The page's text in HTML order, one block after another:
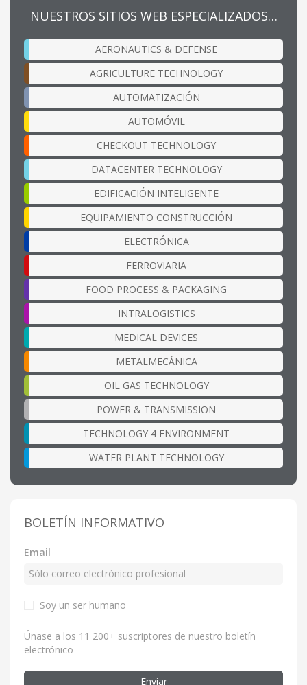
NUESTROS SITIOS WEB ESPECIALIZADOS…
AERONAUTICS & DEFENSE
AGRICULTURE TECHNOLOGY
AUTOMATIZACIÓN
AUTOMÓVIL
CHECKOUT TECHNOLOGY
DATACENTER TECHNOLOGY
EDIFICACIÓN INTELIGENTE
EQUIPAMIENTO CONSTRUCCIÓN
ELECTRÓNICA
FERROVIARIA
FOOD PROCESS & PACKAGING
INTRALOGISTICS
MEDICAL DEVICES
METALMECÁNICA
OIL GAS TECHNOLOGY
POWER & TRANSMISSION
TECHNOLOGY 4 ENVIRONMENT
WATER PLANT TECHNOLOGY
BOLETÍN INFORMATIVO
Email
Soy un ser humano
Únase a los 11 200+ suscriptores de nuestro boletín
electrónico
Enviar